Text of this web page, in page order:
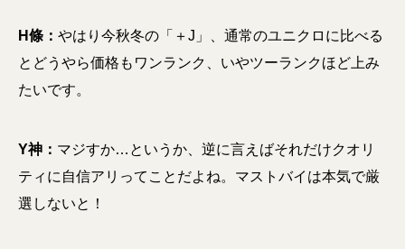
H條： やはり今秋冬の「＋J」、通常のユニクロに比べる
とどうやら価格もワンランク、いやツーランクほど上み
たいです。
Y神： マジすか…というか、逆に言えばそれだけクオリ
ティに自信アリってことだよね。マストバイは本気で厳
選しないと！